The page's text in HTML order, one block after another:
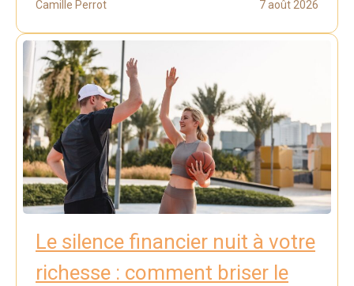
Camille Perrot 7 août 2026
Le silence financier nuit à votre
richesse : comment briser le